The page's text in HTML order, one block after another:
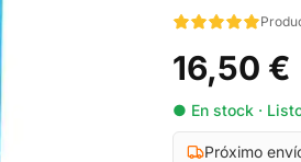
16,50 €
● En stock ·
Próximo